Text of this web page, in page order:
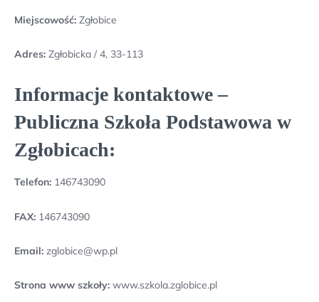
Miejscowość: Zgłobice
Adres: Zgłobicka / 4, 33-113
Informacje kontaktowe –
Publiczna Szkoła Podstawowa w
Zgłobicach:
Telefon: 146743090
FAX: 146743090
Email: zglobice@wp.pl
Strona www szkoły: www.szkola.zglobice.pl